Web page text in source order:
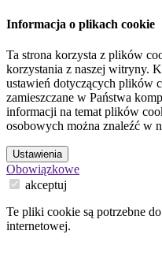
Informacja o plikach cookie
Ta strona korzysta z plików
korzystania z naszej witryny.
ustawień dotyczących plików
zamieszczane w Państwa
informacji na temat plików
osobowych można znaleźć w
Ustawienia
Obowiązkowe
akceptuj
Te pliki cookie są potrzebne
internetowej.